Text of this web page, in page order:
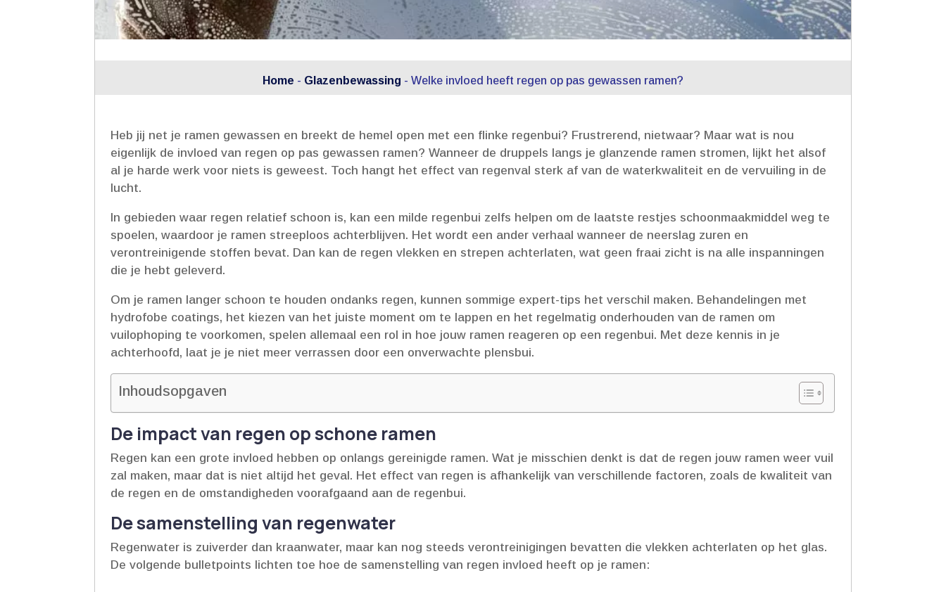
Home - Glazenbewassing - Welke invloed heeft regen op pas gewassen ramen?
Heb jij net je ramen gewassen en breekt de hemel open met een flinke regenbui? Frustrerend, nietwaar? Maar wat is nou
eigenlijk de invloed van regen op pas gewassen ramen? Wanneer de druppels langs je glanzende ramen stromen, lijkt het alsof
al je harde werk voor niets is geweest.​ Toch hangt het effect van regenval sterk af van de waterkwaliteit en de vervuiling in de
lucht.​
In gebieden waar regen relatief schoon is, kan een milde regenbui zelfs helpen om de laatste restjes schoonmaakmiddel weg te
spoelen, waardoor je ramen streeploos achterblijven.​ Het wordt een ander verhaal wanneer de neerslag zuren en
verontreinigende stoffen bevat.​ Dan kan de regen vlekken en strepen achterlaten, wat geen fraai zicht is na alle inspanningen
die je hebt geleverd.​
Om je ramen langer schoon te houden ondanks regen, kunnen sommige expert-tips het verschil maken.​ Behandelingen met
hydrofobe coatings, het kiezen van het juiste moment om te lappen en het regelmatig onderhouden van de ramen om
vuilophoping te voorkomen, spelen allemaal een rol in hoe jouw ramen reageren op een regenbui.​ Met deze kennis in je
achterhoofd, laat je je niet meer verrassen door een onverwachte plensbui.​
Inhoudsopgaven
De impact van regen op schone ramen
Regen kan een grote invloed hebben op onlangs gereinigde ramen.​ Wat je misschien denkt is dat de regen jouw ramen weer vuil
zal maken, maar dat is niet altijd het geval.​ Het effect van regen is afhankelijk van verschillende factoren, zoals de kwaliteit van
de regen en de omstandigheden voorafgaand aan de regenbui.​
De samenstelling van regenwater
Regenwater is zuiverder dan kraanwater, maar kan nog steeds verontreinigingen bevatten die vlekken achterlaten op het glas.​
De volgende bulletpoints lichten toe hoe de samenstelling van regen invloed heeft op je ramen: